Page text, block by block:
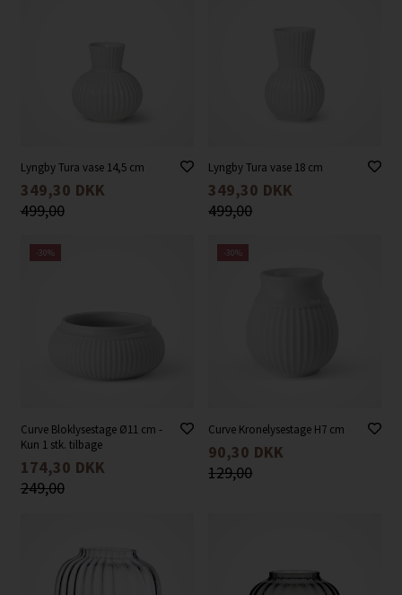
Lyngby Tura vase 14,5 cm
349,30 DKK
499,00
Lyngby Tura vase 18 cm
349,30 DKK
499,00
-30%
Curve Bloklysestage Ø11 cm -
Kun 1 stk. tilbage
174,30 DKK
249,00
-30%
Curve Kronelysestage H7 cm
90,30 DKK
129,00